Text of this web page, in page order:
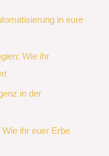
in eure
Wie ihr
in der
ihr euer Erbe